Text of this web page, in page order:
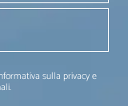
sulla privacy e